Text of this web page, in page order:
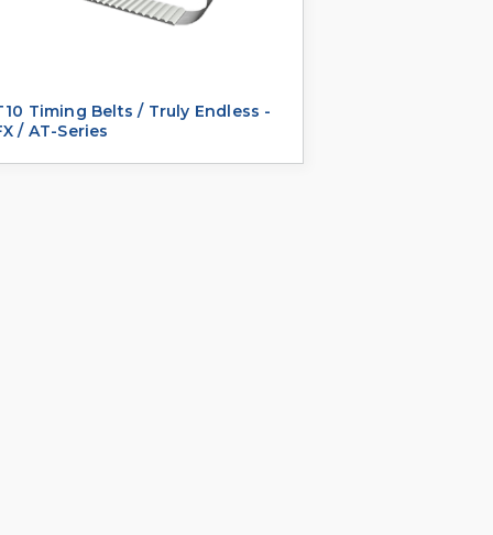
Timing Belts / Truly Endless -
/ AT-Series